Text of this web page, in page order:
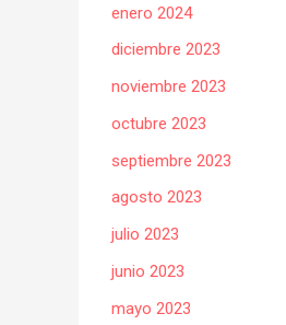
enero 2024
diciembre 2023
noviembre 2023
octubre 2023
septiembre 2023
agosto 2023
julio 2023
junio 2023
mayo 2023